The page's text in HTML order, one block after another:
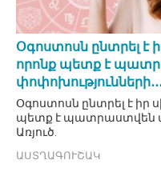
Օգոստոսն ընտրել է
որոնք պետք է
Օգոստոսն ընտրել է իր
պետք է պատրաստվեն
Առյուծ.
ԱՍՏՂԱԳՈՒՇԱԿ